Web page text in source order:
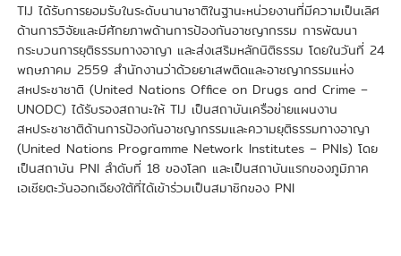
TIJ ได้รับการยอมรับในระดับนานาชาติในฐานะหน่วยงานที่มีความเป็นเลิศ
ด้านการวิจัยและมีศักยภาพด้านการป้องกันอาชญากรรม การพัฒนา
กระบวนการยุติธรรมทางอาญา และส่งเสริมหลักนิติธรรม โดยในวันที่ 24
พฤษภาคม 2559 สำนักงานว่าด้วยยาเสพติดและอาชญากรรมแห่ง
สหประชาชาติ (United Nations Office on Drugs and Crime –
UNODC) ได้รับรองสถานะให้ TIJ เป็นสถาบันเครือข่ายแผนงาน
สหประชาชาติด้านการป้องกันอาชญากรรมและความยุติธรรมทางอาญา
(United Nations Programme Network Institutes – PNIs) โดย
เป็นสถาบัน PNI ลำดับที่ 18 ของโลก และเป็นสถาบันแรกของภูมิภาค
เอเชียตะวันออกเฉียงใต้ที่ได้เข้าร่วมเป็นสมาชิกของ PNI